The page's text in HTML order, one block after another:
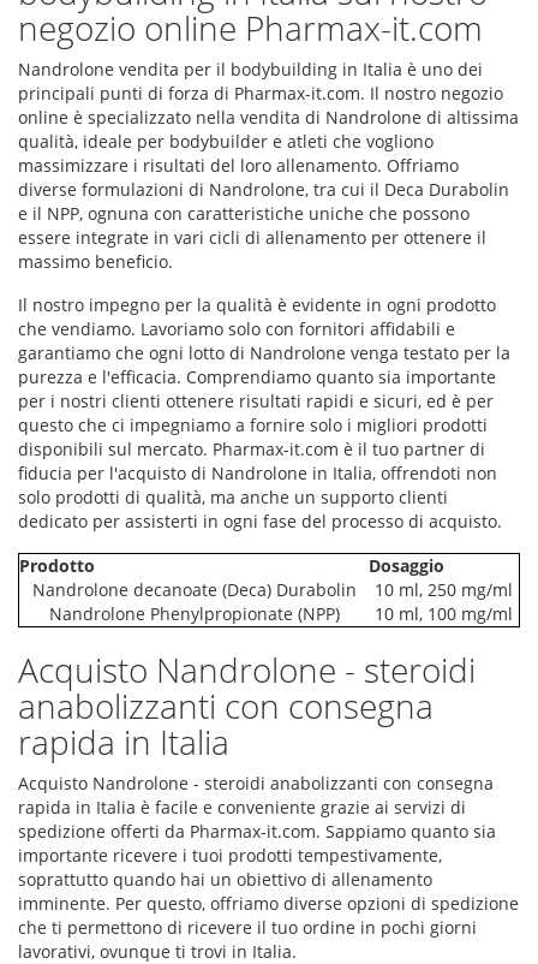
negozio online Pharmax-it.com
Nandrolone vendita per il bodybuilding in Italia è uno dei
principali punti di forza di Pharmax-it.com. Il nostro negozio
online è specializzato nella vendita di Nandrolone di altissima
qualità, ideale per bodybuilder e atleti che vogliono
massimizzare i risultati del loro allenamento. Offriamo
diverse formulazioni di Nandrolone, tra cui il Deca Durabolin
e il NPP, ognuna con caratteristiche uniche che possono
essere integrate in vari cicli di allenamento per ottenere il
massimo beneficio.
Il nostro impegno per la qualità è evidente in ogni prodotto
che vendiamo. Lavoriamo solo con fornitori affidabili e
garantiamo che ogni lotto di Nandrolone venga testato per la
purezza e l'efficacia. Comprendiamo quanto sia importante
per i nostri clienti ottenere risultati rapidi e sicuri, ed è per
questo che ci impegniamo a fornire solo i migliori prodotti
disponibili sul mercato. Pharmax-it.com è il tuo partner di
fiducia per l'acquisto di Nandrolone in Italia, offrendoti non
solo prodotti di qualità, ma anche un supporto clienti
dedicato per assisterti in ogni fase del processo di acquisto.
Prodotto
Dosaggio
Nandrolone decanoate (Deca) Durabolin
10 ml, 250 mg/ml
Nandrolone Phenylpropionate (NPP)
10 ml, 100 mg/ml
Acquisto Nandrolone - steroidi
anabolizzanti con consegna
rapida in Italia
Acquisto Nandrolone - steroidi anabolizzanti con consegna
rapida in Italia è facile e conveniente grazie ai servizi di
spedizione offerti da Pharmax-it.com. Sappiamo quanto sia
importante ricevere i tuoi prodotti tempestivamente,
soprattutto quando hai un obiettivo di allenamento
imminente. Per questo, offriamo diverse opzioni di spedizione
che ti permettono di ricevere il tuo ordine in pochi giorni
lavorativi, ovunque ti trovi in Italia.